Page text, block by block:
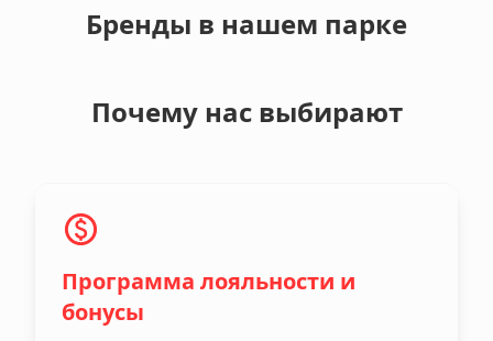
Бренды в нашем парке
Почему нас выбирают
Программа лояльности и
бонусы